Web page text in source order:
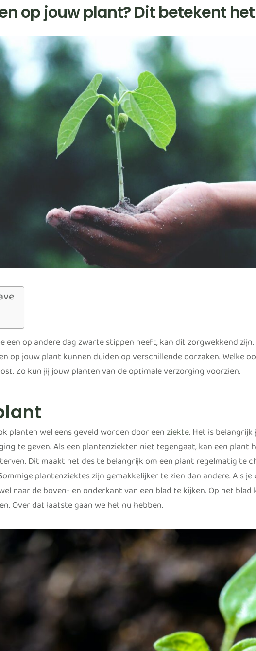
op jouw plant? Dit betekent het
een op andere dag zwarte stippen heeft, kan dit zorgwekkend
op jouw plant kunnen duiden op verschillende oorzaken. Welke
Zo kun jij jouw planten van de optimale verzorging voorzien.
planten wel eens geveld worden door eenziekte. Het is
te geven. Als een plantenziekten niet tegengaat, kan een plant
Dit maakt het des te belangrijk om een plant regelmatig te
plantenziektes zijn gemakkelijker te zien dan andere. Als
naar de boven- en onderkant van een blad te kijken. Op het
Over dat laatste gaan we het nu hebben.